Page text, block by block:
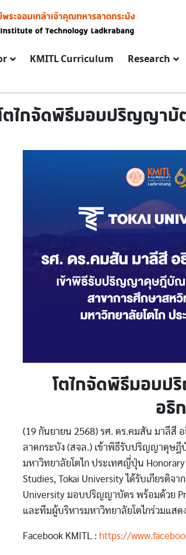
KMITL Curriculum Research
ตไกจัดพิธีมอบปริญญาบั
โตไกจัดพิธีมอบ
อธิ
(19 กันยายน 2568) รศ. ดร.คมสัน มาลีสี
ลาดกระบัง (สจล.) เข้าพิธีรับปริญญาดุษ
มหาวิทยาลัยโตไก ประเทศญี่ปุ่น
Studies, Tokai University ได้รับเกียรติจา
University มอบปริญญาบัตร พร้อมด้วย
และทีมผู้บริหารมหาวิทยาลัยโตไกร่วมแสด
Facebook KMITL : https://